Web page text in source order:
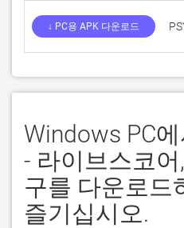
↓ PC용 APK 다운로드
Windows PC
- 라이브스코
구를 다운로드
즐기십시오.